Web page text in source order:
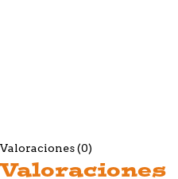
Valoraciones (0)
Valoraciones